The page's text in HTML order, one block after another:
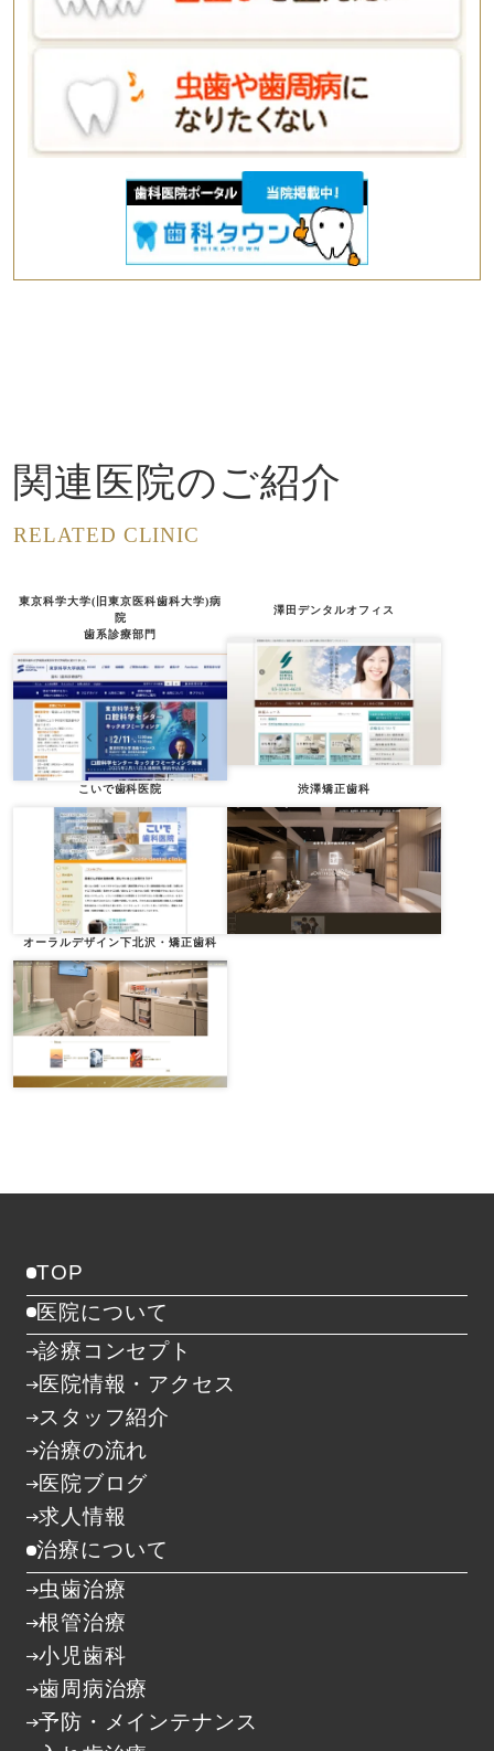
関連医院のご紹介
RELATED CLINIC
東京科学大学(旧東京医科歯科大学)病
院
歯系診療部門
澤田デンタルオフィス
こいで歯科医院 渋澤矯正歯科
オーラルデザイン下北沢・矯正歯科
TOP
医院について
診療コンセプト
医院情報・アクセス
スタッフ紹介
治療の流れ
医院ブログ
求人情報
治療について
虫歯治療
根管治療
小児歯科
歯周病治療
予防・メインテナンス